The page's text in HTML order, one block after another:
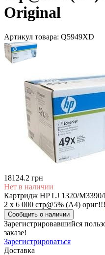
Original
Артикул товара: Q5949XD
18124.2 грн
Нет в наличии
Картридж HP LJ 1320/
2 x 6 000 стр@5% (A4) ориг!!!
Сообщить о наличии
Зарегистрировавшийся
заказе!
Зарегистрироваться
Доставка